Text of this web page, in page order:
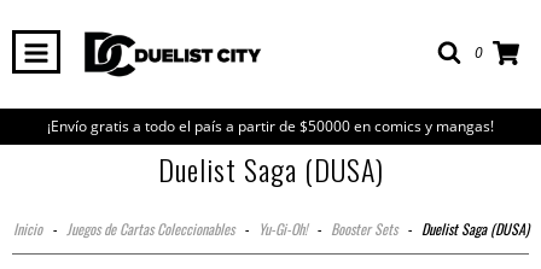
0
¡Envío gratis a todo el país a partir de $50000 en comics y mangas!
Duelist Saga (DUSA)
Inicio - Juegos de Cartas Coleccionables - Yu-Gi-Oh! - Booster Sets - Duelist Saga (DUSA)